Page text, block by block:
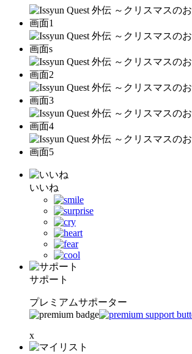
いいね
サポート
プレミアムサポーター
x